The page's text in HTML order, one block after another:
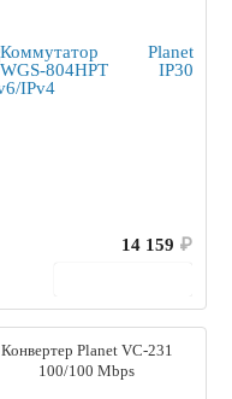
14 159 ₽
Конвертер Planet VC-231
100/100 Mbps